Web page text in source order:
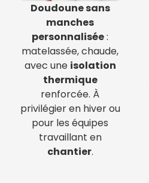
Doudoune sans
manches
personnalisée:
matelassée, chaude,
avec une isolation
thermique
renforcée. À
privilégier en hiver ou
pour les équipes
travaillant en
chantier.